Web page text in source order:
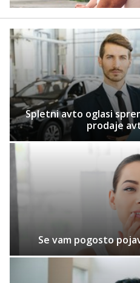
Spletni avto oglasi
prodaje
Se vam pogosto